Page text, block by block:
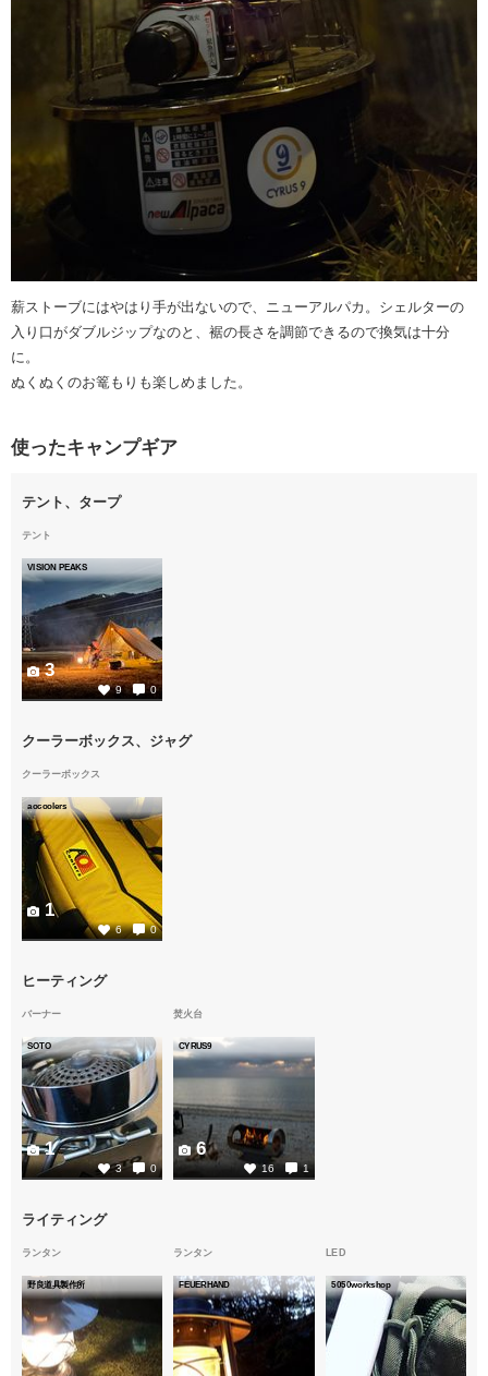
薪ストーブにはやはり手が出ないので、ニューアルパカ。シェルターの
入り口がダブルジップなのと、裾の長さを調節できるので換気は十分
に。
ぬくぬくのお篭もりも楽しめました。
使ったキャンプギア
テント、タープ
テント
VISION PEAKS
9 0
3
クーラーボックス、ジャグ
クーラーボックス
aocoolers
6 0
1
ヒーティング
バーナー
SOTO
3 0
1
焚火台
CYRUS9
16 1
6
ライティング
ランタン
野良道具製作所
ランタン
FEUERHAND
LED
5050workshop